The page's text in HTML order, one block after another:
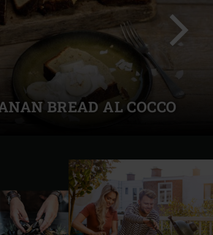
BREAD AL COCCO